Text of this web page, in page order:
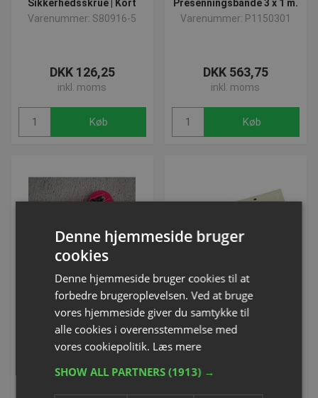
Sikkerhedsskrue | Kort
Varenummer: S80916-5
DKK 126,25
inkl. moms
Køb
Presenningsbande 3 x 1 m.
Varenummer: P1150301
DKK 563,75
inkl. moms
Køb
Dublex-sugekop | Til
indendørs bande
fritstående.
Varenummer: S07423
inkl. moms
Minibander | Fodbold på
tværs
Varenummer: P360158H
inkl. moms
Denne hjemmeside bruger
cookies
Denne hjemmeside bruger cookies til at
forbedre brugeroplevelsen. Ved at bruge
vores hjemmeside giver du samtykke til
alle cookies i overensstemmelse med
vores cookiepolitik. Læs mere
SHOW ALL PARTNERS(1913) →